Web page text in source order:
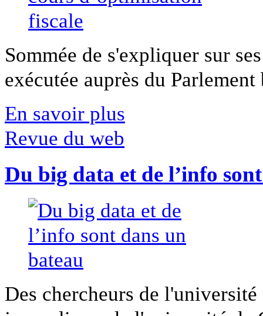
Sommée de s'expliquer sur
exécutée auprès du
En savoir plus
Revue du web
Du big data et de l’info
Des chercheurs de